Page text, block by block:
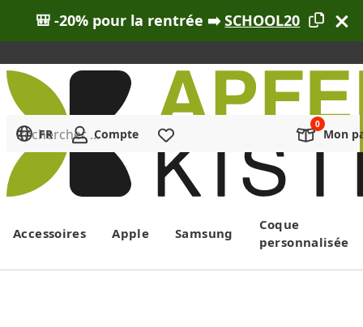
🎒 -20% pour la rentrée ➡️SCHOOL20
Menu
Rechercher ...
FR Compte Mon
Accessoires Apple Samsung
Coque
personnalisée